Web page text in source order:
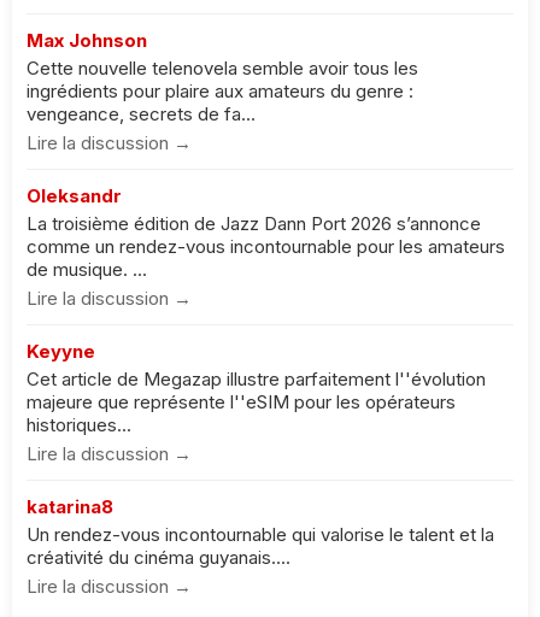
Max Johnson
Cette nouvelle telenovela semble avoir tous les
ingrédients pour plaire aux amateurs du genre :
vengeance, secrets de fa...
Lire la discussion →
Oleksandr
La troisième édition de Jazz Dann Port 2026 s’annonce
comme un rendez-vous incontournable pour les amateurs
de musique. ...
Lire la discussion →
Keyyne
Cet article de Megazap illustre parfaitement l''évolution
majeure que représente l''eSIM pour les opérateurs
historiques...
Lire la discussion →
katarina8
Un rendez-vous incontournable qui valorise le talent et la
créativité du cinéma guyanais....
Lire la discussion →